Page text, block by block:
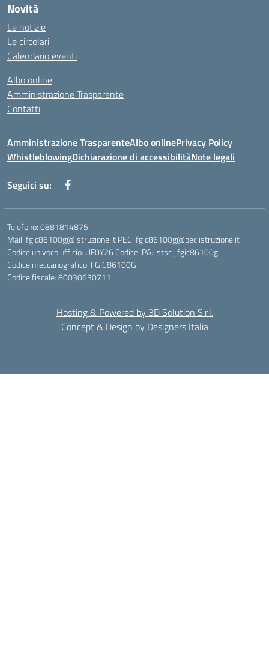
Novità
Le notizie
Le circolari
Calendario eventi
Albo online
Amministrazione Trasparente
Contatti
Amministrazione TrasparenteAlbo onlinePrivacy Policy
WhistleblowingDichiarazione di accessibilitàNote legali
Seguici su:
Telefono: 0881814875
Mail: fgic86100g@istruzione.it PEC: fgic86100g@pec.istruzione.it
Codice univoco ufficio: UF0Y26 Codice IPA: istsc_fgic86100g
Codice meccanografico: FGIC86100G
Codice fiscale: 80030630711
Hosting & Powered by 3D Solution S.r.l.
Concept & Design by Designers Italia